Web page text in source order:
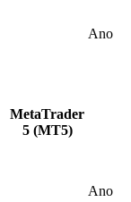
Ano
MetaTrader
5 (MT5)
Ano